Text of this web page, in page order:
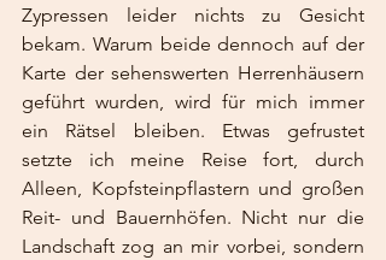
Zypressen leider nichts zu Gesicht
bekam. Warum beide dennoch auf der
Karte der sehenswerten Herrenhäusern
geführt wurden, wird für mich immer
ein Rätsel bleiben. Etwas gefrustet
setzte ich meine Reise fort, durch
Alleen, Kopfsteinpflastern und großen
Reit- und Bauernhöfen. Nicht nur die
Landschaft zog an mir vorbei, sondern